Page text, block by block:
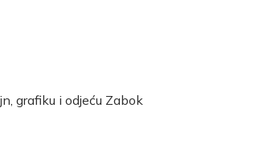
grafiku i odjeću Zabok